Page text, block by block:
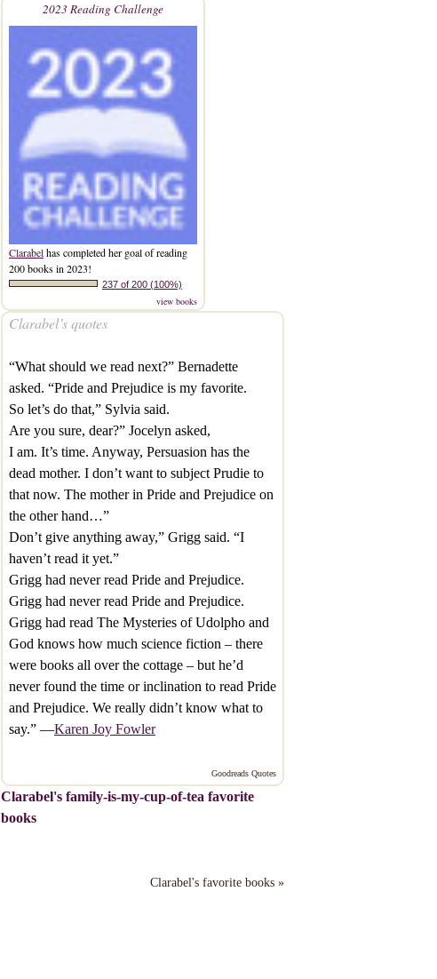
2023 Reading Challenge
Clarabelhas completed her goal of reading
200 books in 2023!
237 of 200 (100%)
view books
Clarabel’s quotes
“What should we read next?” Bernadette
asked. “Pride and Prejudice is my favorite.
So let’s do that,” Sylvia said.
Are you sure, dear?” Jocelyn asked,
I am. It’s time. Anyway, Persuasion has the
dead mother. I don’t want to subject Prudie to
that now. The mother in Pride and Prejudice on
the other hand…”
Don’t give anything away,” Grigg said. “I
haven’t read it yet.”
Grigg had never read Pride and Prejudice.
Grigg had never read Pride and Prejudice.
Grigg had read The Mysteries of Udolpho and
God knows how much science fiction – there
were books all over the cottage – but he’d
never found the time or inclination to read Pride
and Prejudice. We really didn’t know what to
say.” —Karen Joy Fowler
Goodreads Quotes
Clarabel's family-is-my-cup-of-tea favorite
books
Clarabel's favorite books »